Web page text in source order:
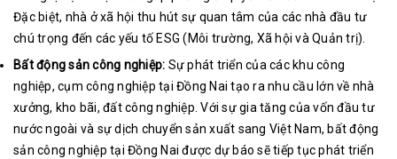
Đặc biệt, nhà ở xã hội thu hút sự quan tâm của các nhà đầu tư
chú trọng đến các yếu tố ESG (Môi trường, Xã hội và Quản trị).
Bất động sản công nghiệp: Sự phát triển của các khu công
nghiệp, cụm công nghiệp tại Đồng Nai tạo ra nhu cầu lớn về nhà
xưởng, kho bãi, đất công nghiệp. Với sự gia tăng của vốn đầu tư
nước ngoài và sự dịch chuyển sản xuất sang Việt Nam, bất động
sản công nghiệp tại Đồng Nai được dự báo sẽ tiếp tục phát triển